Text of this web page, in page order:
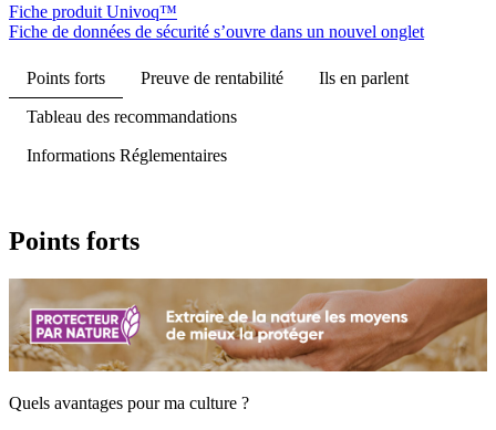
Fiche produit Univoq™
Fiche de données de sécurité s’ouvre dans un nouvel onglet
Points forts Preuve de rentabilité Ils en parlent
Tableau des recommandations
Informations Réglementaires
Points forts
Quels avantages pour ma culture ?